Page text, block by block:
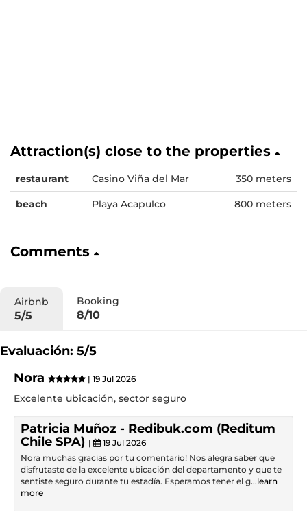
Attraction(s) close to the properties
restaurant Casino Viña del Mar 350 meters
beach Playa Acapulco 800 meters
Comments
Airbnb
5/5
Booking
8/10
Evaluación: 5/5
Nora
| 19 Jul 2026
Excelente ubicación, sector seguro
Patricia Muñoz - Redibuk.com (Reditum
Chile SPA) |
19 Jul 2026
Nora muchas gracias por tu comentario! Nos alegra saber que
disfrutaste de la excelente ubicación del departamento y que te
sentiste seguro durante tu estadía. Esperamos tener el g...learn
more